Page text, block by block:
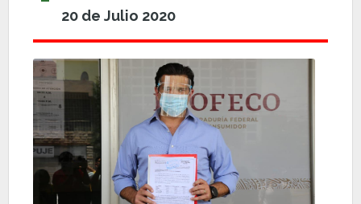
20 de Julio 2020